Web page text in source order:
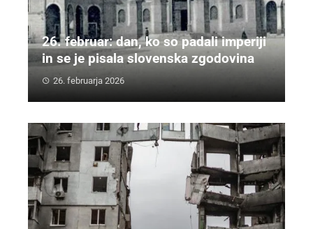
26. februar: dan, ko so padali imperiji
in se je pisala slovenska zgodovina
26. februarja 2026